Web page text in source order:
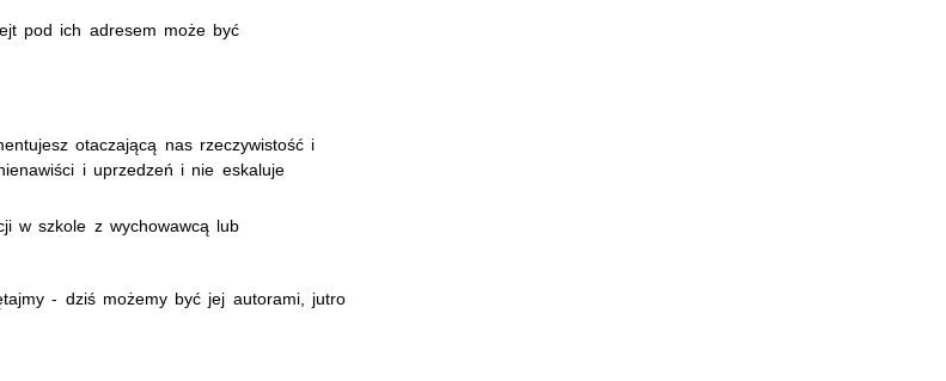
pod ich adresem może być
otaczającą nas rzeczywistość i
i uprzedzeń i nie eskaluje
w szkole z wychowawcą lub
- dziś możemy być jej autorami, jutro